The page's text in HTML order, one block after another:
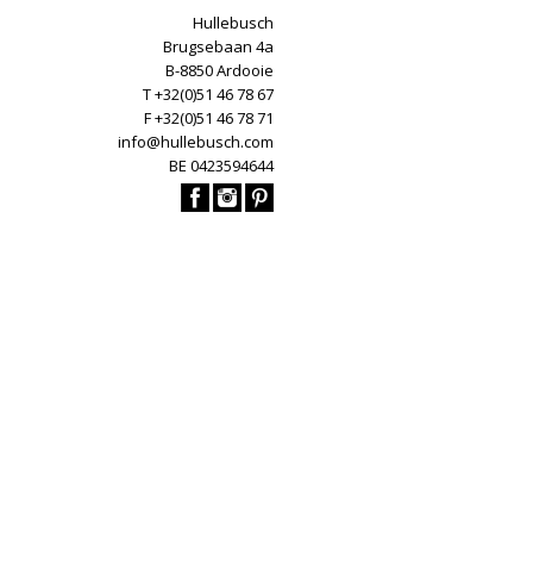
Hullebusch
Brugsebaan 4a
B-8850 Ardooie
T +32(0)51 46 78 67
F +32(0)51 46 78 71
info@hullebusch.com
BE 0423594644